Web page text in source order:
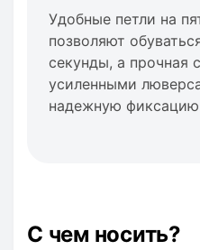
Удобные петли на
позволяют
секунды, а прочная
усиленными
надежную фиксацию
С чем носить?